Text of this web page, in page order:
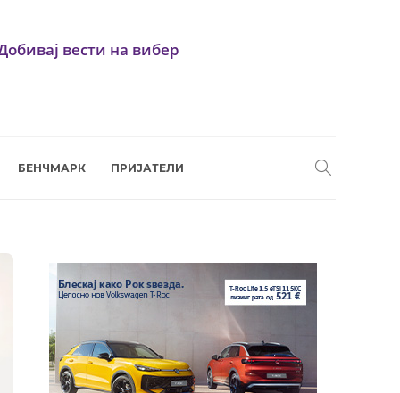
вести на вибер
БЕНЧМАРК ПРИЈАТЕЛИ